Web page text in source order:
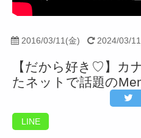
2016/03/11(金) 2024/03/
【だから好き♡】カ
たネットで話題の
LINE